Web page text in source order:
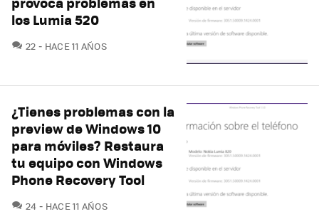
los Lumia 520
22 COMENTARIOS
HACE 11 AÑOS
¿Tienes problemas con la
preview de Windows 10
para móviles? Restaura
tu equipo con Windows
Phone Recovery Tool
24 COMENTARIOS
HACE 11 AÑOS